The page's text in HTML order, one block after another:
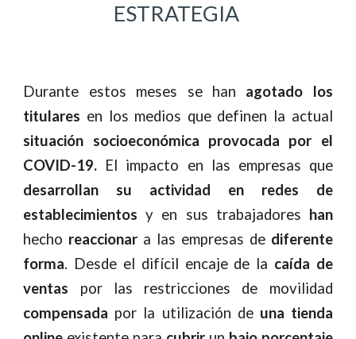
ESTRATEGIA
Durante estos meses se han agotado los
titulares en los medios que definen la actual
situación socioeconómica provocada por el
COVID-19. El impacto en las empresas que
desarrollan su actividad en redes de
establecimientos y en sus trabajadores han
hecho reaccionar a las empresas de diferente
forma. Desde el difícil encaje de la caída de
ventas por las restricciones de movilidad
compensada por la utilización de una tienda